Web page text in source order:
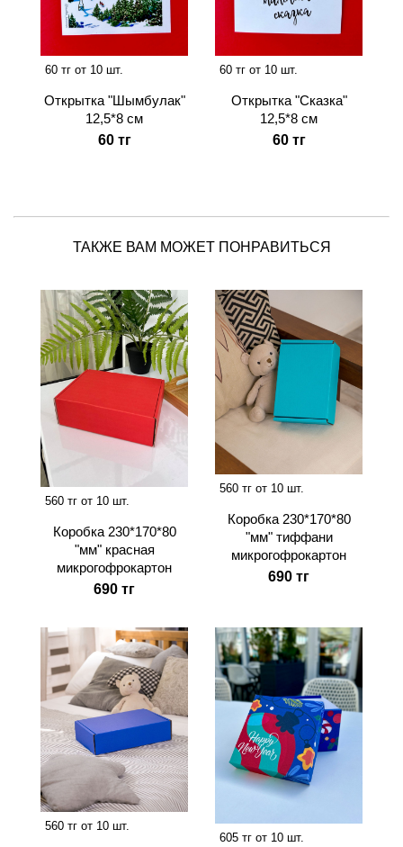
60 тг от 10 шт.
Открытка "Шымбулак"
12,5*8 см
60 тг
60 тг от 10 шт.
Открытка "Сказка"
12,5*8 см
60 тг
ТАКЖЕ ВАМ МОЖЕТ ПОНРАВИТЬСЯ
560 тг от 10 шт.
Коробка 230*170*80
"мм" красная
микрогофрокартон
690 тг
560 тг от 10 шт.
Коробка 230*170*80
"мм" тиффани
микрогофрокартон
690 тг
560 тг от 10 шт.
605 тг от 10 шт.